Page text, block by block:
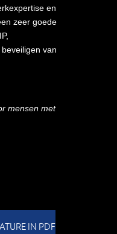
en
zeer goede
van
mensen met
IN PDF